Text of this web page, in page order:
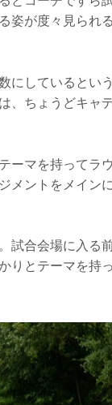
姿が度々見られ
にしているとい
、ちょうどキャ
ーマを持ってラ
メントをメイン
試合会場に入る
りとテーマを持